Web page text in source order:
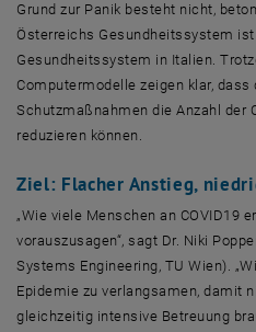
Grund zur Panik besteht nicht,
Österreichs Gesundheitssystem
Gesundheitssystem in Italien.
Computermodelle zeigen klar, dass
Schutzmaßnahmen die Anzahl der
reduzieren können.
Ziel: Flacher Anstieg,
„Wie viele Menschen an COVID19
vorauszusagen“, sagt Dr. Niki
Systems Engineering, TU Wien).
Epidemie zu verlangsamen, damit
gleichzeitig intensive Betreuung